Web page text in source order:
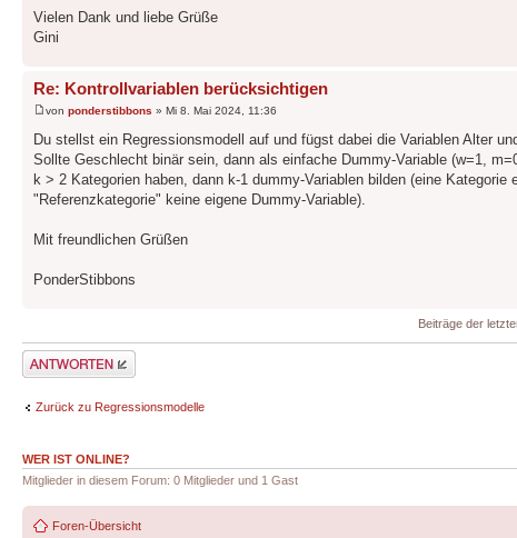
Vielen Dank und liebe Grüße
Gini
Re: Kontrollvariablen berücksichtigen
von ponderstibbons » Mi 8. Mai 2024, 11:36
Du stellst ein Regressionsmodell auf und fügst dabei die Variablen Alter
Sollte Geschlecht binär sein, dann als einfache Dummy-Variable (w=1,
k > 2 Kategorien haben, dann k-1 dummy-Variablen bilden (eine Kategorie
"Referenzkategorie" keine eigene Dummy-Variable).
Mit freundlichen Grüßen
PonderStibbons
Beiträge der
Antwort erstellen
Zurück zu Regressionsmodelle
WER IST ONLINE?
Mitglieder in diesem Forum: 0 Mitglieder und 1 Gast
Foren-Übersicht